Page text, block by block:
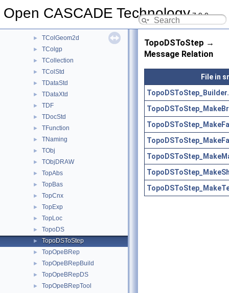
Open CASCADE Technology7.9.0
Sweep
► TColGeom2d
► TColgp
► TCollection
► TColStd
► TDataStd
► TDataXtd
► TDF
► TDocStd
► TFunction
► TNaming
► TObj
► TObjDRAW
► TopAbs
► TopBas
► TopCnx
► TopExp
► TopLoc
► TopoDS
► TopoDSToStep
► TopOpeBRep
► TopOpeBRepBuild
► TopOpeBRepDS
► TopOpeBRepTool
TopoDSToStep →
Message Relation
File in